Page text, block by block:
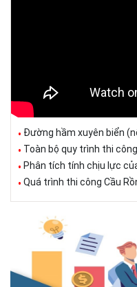
Đường hầm xuyên biển
Toàn bộ quy trình thi
Phân tích tính chịu lực
Quá trình thi công Cầu